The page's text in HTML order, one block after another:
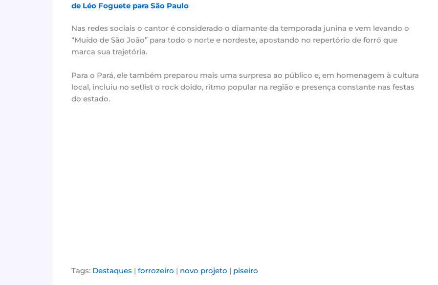
de Léo Foguete para São Paulo
Nas redes sociais o cantor é considerado o diamante da temporada junina e vem levando o
“Muído de São João” para todo o norte e nordeste, apostando no repertório de forró que
marca sua trajetória.
Para o Pará, ele também preparou mais uma surpresa ao público e, em homenagem à cultura
local, incluiu no setlist o rock doido, ritmo popular na região e presença constante nas festas
do estado.
Tags: Destaques | forrozeiro | novo projeto | piseiro